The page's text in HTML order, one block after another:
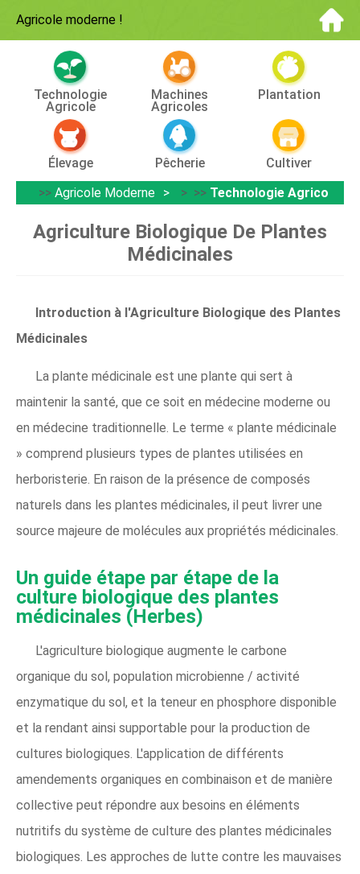
Agricole moderne !
Technologie
Agricole
Machines
Agricoles
Plantation
Élevage Pêcherie
Cultiver
>> Agricole Moderne > >> Technologie Agricole
Agriculture Biologique De Plantes
Médicinales
Introduction à l'Agriculture Biologique des Plantes
Médicinales
La plante médicinale est une plante qui sert à
maintenir la santé, que ce soit en médecine moderne ou
en médecine traditionnelle. Le terme « plante médicinale
» comprend plusieurs types de plantes utilisées en
herboristerie. En raison de la présence de composés
naturels dans les plantes médicinales, il peut livrer une
source majeure de molécules aux propriétés médicinales.
Un guide étape par étape de la
culture biologique des plantes
médicinales (Herbes)
L'agriculture biologique augmente le carbone
organique du sol, population microbienne / activité
enzymatique du sol, et la teneur en phosphore disponible
et la rendant ainsi supportable pour la production de
cultures biologiques. L'application de différents
amendements organiques en combinaison et de manière
collective peut répondre aux besoins en éléments
nutritifs du système de culture des plantes médicinales
biologiques. Les approches de lutte contre les mauvaises